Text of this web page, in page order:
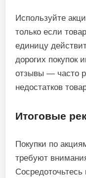
Используйте
только если
единицу
дорогих покупок
отзывы — часто
недостатков
Итоговые
Покупки по
требуют